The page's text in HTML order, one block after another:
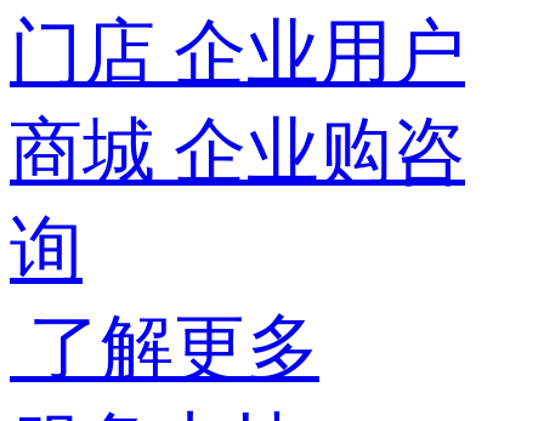
门店 企业用户
商城 企业购咨
询
了解更多